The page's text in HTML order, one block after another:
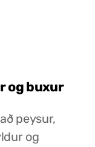
og buxur
peysur,
og